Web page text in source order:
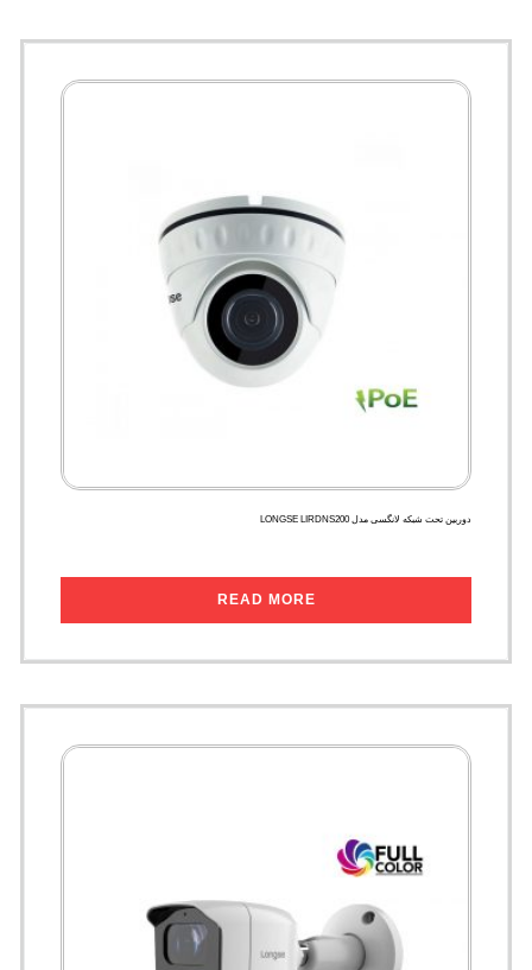
دوربین تحت شبکه لانگسی مدل LONGSE LIRDNS200
READ MORE